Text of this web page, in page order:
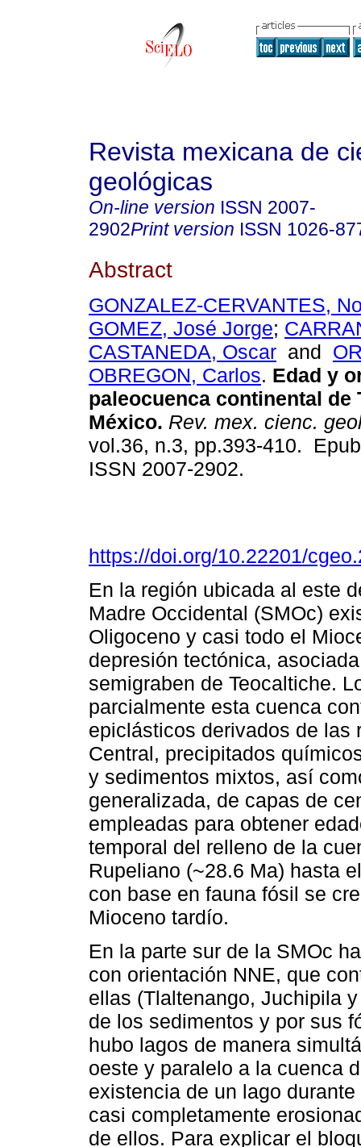
Revista mexicana de
geológicas
On-line version ISSN 2007-
2902Print version ISSN 1026-
Abstract
GONZALEZ-CERVANTES,
GOMEZ, José Jorge;
CASTANEDA, Oscar and
OBREGON, Carlos. Edad y
paleocuenca continental de
México. Rev. mex. cienc.
vol.36, n.3, pp.393-410.
ISSN 2007-2902.
https://doi.org/10.22201/
En la región ubicada al este
Madre Occidental (SMOc)
Oligoceno y casi todo el
depresión tectónica,
semigraben de Teocaltiche.
parcialmente esta cuenca
epiclásticos derivados de las
Central, precipitados
y sedimentos mixtos, así
generalizada, de capas de
empleadas para obtener
temporal del relleno de la
Rupeliano (~28.6 Ma) hasta
con base en fauna fósil se
Mioceno tardío.
En la parte sur de la SMOc
con orientación NNE, que
ellas (Tlaltenango, Juchipila
de los sedimentos y por sus
hubo lagos de manera
oeste y paralelo a la cuenca
existencia de un lago
casi completamente
de ellos. Para explicar el